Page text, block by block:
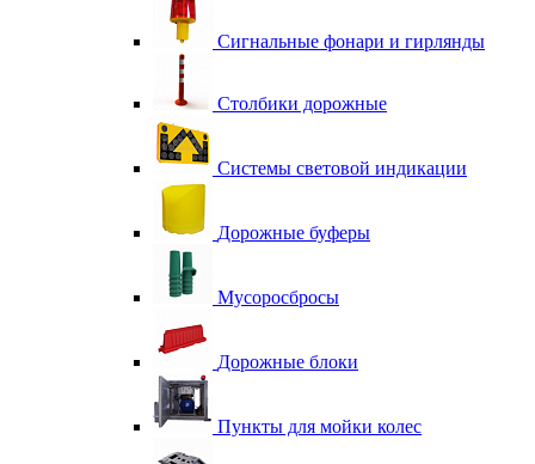
Сигнальные фонари и гирлянды
Столбики дорожные
Системы световой индикации
Дорожные буферы
Мусоросбросы
Дорожные блоки
Пункты для мойки колес